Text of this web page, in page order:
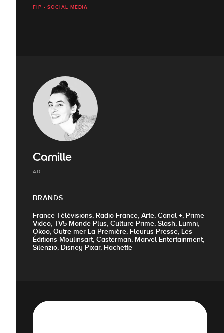
FIP - SOCIAL MEDIA
Camille
AD
BRANDS
France Télévisions, Radio France, Arte, Canal +, Prime
Video, TV5 Monde Plus, Culture Prime, Slash, Lumni,
Okoo, Outre-mer La Première, Fleurus Presse, Les
Éditions Moulinsart, Casterman, Marvel Entertainment,
Silenzio, Disney Pixar, Hachette